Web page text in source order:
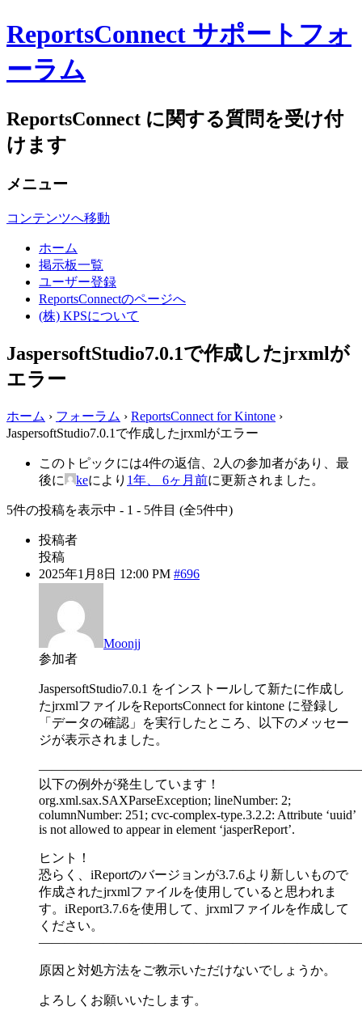
ReportsConnect サポートフォ
ーラム
ReportsConnect に関する質問を受け付
けます
メニュー
コンテンツへ移動
ホーム
掲示板一覧
ユーザー登録
ReportsConnectのページへ
(株) KPSについて
JaspersoftStudio7.0.1で作成したjrxmlが
エラー
ホーム › フォーラム › ReportsConnect for Kintone ›
JaspersoftStudio7.0.1で作成したjrxmlがエラー
このトピックには4件の返信、2人の参加者があり、最
後に
keにより 1年、 6ヶ月前に更新されました。
5件の投稿を表示中 - 1 - 5件目 (全5件中)
投稿者
投稿
2025年1月8日 12:00 PM #696
Moonjj
参加者
JaspersoftStudio7.0.1 をインストールして新たに作成し
たjrxmlファイルをReportsConnect for kintone に登録し
「データの確認」を実行したところ、以下のメッセー
ジが表示されました。
以下の例外が発生しています！
org.xml.sax.SAXParseException; lineNumber: 2;
columnNumber: 251; cvc-complex-type.3.2.2: Attribute ‘uuid’
is not allowed to appear in element ‘jasperReport’.
ヒント！
恐らく、iReportのバージョンが3.7.6より新しいもので
作成されたjrxmlファイルを使用していると思われま
す。iReport3.7.6を使用して、jrxmlファイルを作成して
ください。
原因と対処方法をご教示いただけないでしょうか。
よろしくお願いいたします。